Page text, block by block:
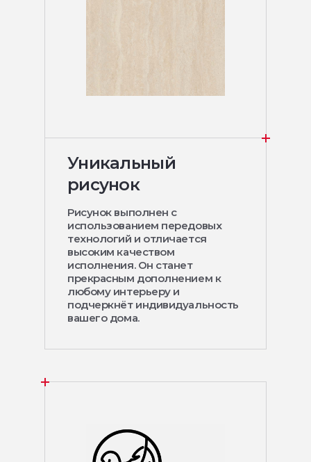
Уникальный
рисунок
Рисунок выполнен с
использованием передовых
технологий и отличается
высоким качеством
исполнения. Он станет
прекрасным дополнением к
любому интерьеру и
подчеркнёт индивидуальность
вашего дома.